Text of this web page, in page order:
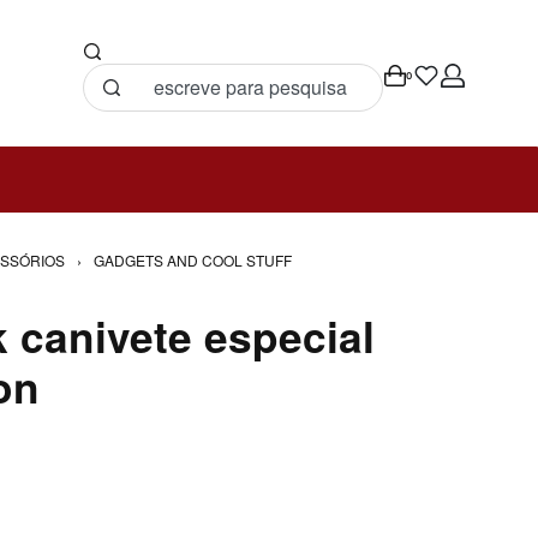
0
› GADGETS AND COOL STUFF
canivete especial